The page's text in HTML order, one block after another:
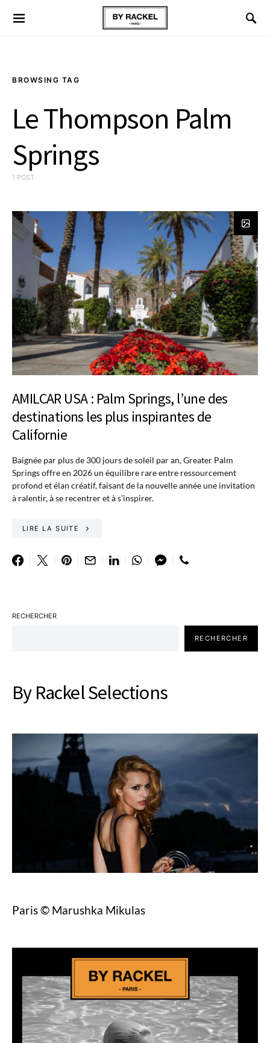
BROWSING TAG
Le Thompson Palm
Springs
1 POST
AMILCAR USA : Palm Springs, l’une des
destinations les plus inspirantes de
Californie
Baignée par plus de 300 jours de soleil par an, Greater Palm
Springs offre en 2026 un équilibre rare entre ressourcement
profond et élan créatif, faisant de la nouvelle année une invitation
à ralentir, à se recentrer et à s’inspirer.
LIRE LA SUITE
RECHERCHER
RECHERCHER
By Rackel Selections
Paris © Marushka Mikulas